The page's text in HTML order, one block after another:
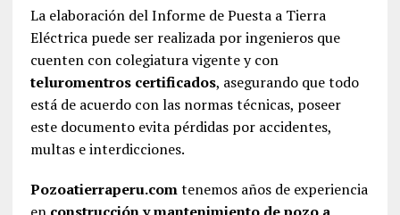
La elaboración del Informe de Puesta a Tierra
Eléctrica puede ser realizada por ingenieros que
cuenten con colegiatura vigente y con
teluromentros certificados, asegurando que todo
está de acuerdo con las normas técnicas, poseer
este documento evita pérdidas por accidentes,
multas e interdicciones.
Pozoatierraperu.comtenemos años de experiencia